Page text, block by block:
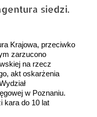
siedzi.
Krajowa, przeciwko
zarzucono
na rzecz
akt oskarżenia
w Poznaniu.
kara do 10 lat